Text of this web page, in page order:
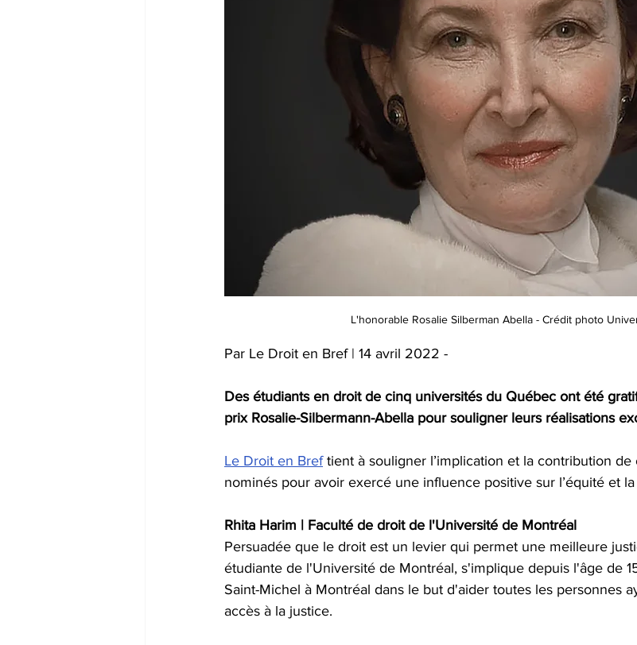
L'honorable Rosalie Silberman Abella - Crédit photo
Par Le Droit en Bref | 14 avril 2022 -
Des étudiants en droit de cinq universités du Québec ont été
prix Rosalie-Silbermann-Abella pour souligner leurs réalisations
Le Droit en Bref tient à souligner l’implication et la contribution
nominés pour avoir exercé une influence positive sur l’équité et
Rhita Harim | Faculté de droit de l'Université de Montréal
Persuadée que le droit est un levier qui permet une meilleure
étudiante de l'Université de Montréal, s'implique depuis l'âge de
Saint-Michel à Montréal dans le but d'aider toutes les personnes
accès à la justice.